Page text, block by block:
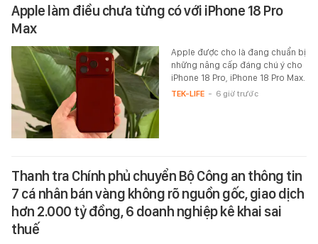
Apple làm điều chưa từng có với iPhone 18 Pro
Max
Apple được cho là đang chuẩn bị
những nâng cấp đáng chú ý cho
iPhone 18 Pro, iPhone 18 Pro Max.
TEK-LIFE - 6 giờ trước
Thanh tra Chính phủ chuyển Bộ Công an thông tin
7 cá nhân bán vàng không rõ nguồn gốc, giao dịch
hơn 2.000 tỷ đồng, 6 doanh nghiệp kê khai sai
thuế